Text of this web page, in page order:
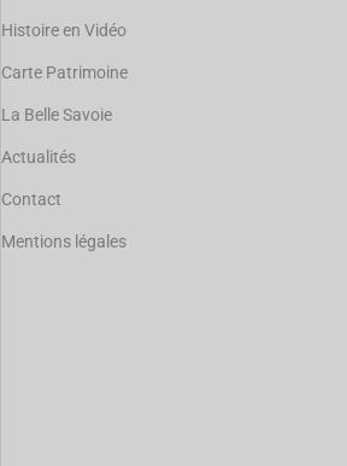
Histoire en Vidéo
Carte Patrimoine
La Belle Savoie
Actualités
Contact
Mentions légales